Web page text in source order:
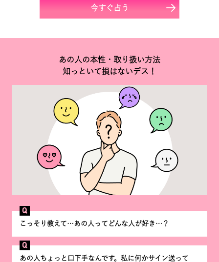
今すぐ占う
あの人の本性・取り扱い方法
知っといて損はないデス！
Q
こっそり教えて…あの人ってどんな人が好き…？
Q
あの人ちょっと口下手なんです。私に何かサイン送って